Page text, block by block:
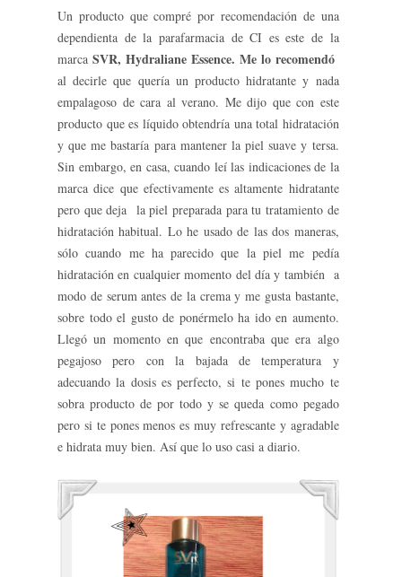
Un producto que compré por recomendación de una
dependienta de la parafarmacia de CI es este de la
marca SVR, Hydraliane Essence. Me lo recomendó
al decirle que quería un producto hidratante y nada
empalagoso de cara al verano. Me dijo que con este
producto que es líquido obtendría una total hidratación
y que me bastaría para mantener la piel suave y tersa.
Sin embargo, en casa, cuando leí las indicaciones de la
marca dice que efectivamente es altamente hidratante
pero que deja la piel preparada para tu tratamiento de
hidratación habitual. Lo he usado de las dos maneras,
sólo cuando me ha parecido que la piel me pedía
hidratación en cualquier momento del día y también a
modo de serum antes de la crema y me gusta bastante,
sobre todo el gusto de ponérmelo ha ido en aumento.
Llegó un momento en que encontraba que era algo
pegajoso pero con la bajada de temperatura y
adecuando la dosis es perfecto, si te pones mucho te
sobra producto de por todo y se queda como pegado
pero si te pones menos es muy refrescante y agradable
e hidrata muy bien. Así que lo uso casi a diario.